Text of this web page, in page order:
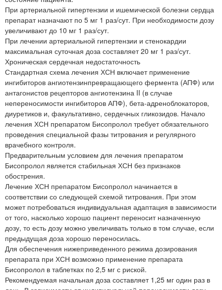
При артериальной гипертензии и ишемической болезни сердца
препарат назначают по 5 мг 1 раз/сут. При необходимости дозу
увеличивают до 10 мг 1 раз/сут.
При лечении артериальной гипертензии и стенокардии
максимальная суточная доза составляет 20 мг 1 раз/сут.
Хроническая сердечная недостаточность
Стандартная схема лечения ХСН включает применение
ингибиторов ангиотензинпревращающего фермента (АПФ) или
антагонистов рецепторов ангиотензина II (в случае
непереносимости ингибиторов АПФ), бета-адреноблокаторов,
диуретиков и, факультативно, сердечных гликозидов. Начало
лечения ХСН препаратом Бисопролол требует обязательного
проведения специальной фазы титрования и регулярного
врачебного контроля.
Предварительным условием для лечения препаратом
Бисопролол является стабильная ХСН без признаков
обострения.
Лечение ХСН препаратом Бисопролол начинается в
соответствии со следующей схемой титрования. При этом
может потребоваться индивидуальная адаптация в зависимости
от того, насколько хорошо пациент переносит назначенную
дозу, то есть дозу можно увеличивать только в том случае, если
предыдущая доза хорошо переносилась.
Для обеспечения нижеприведенного режима дозирования
препарата при ХСН возможно применение препарата
Бисопролол в таблетках по 2,5 мг с риской.
Рекомендуемая начальная доза составляет 1,25 мг один раз в